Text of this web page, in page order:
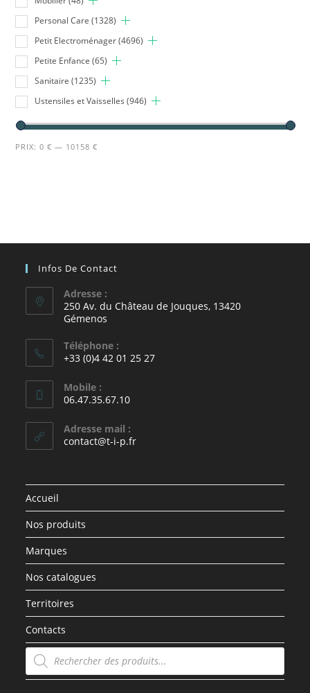
Personal Care (1328)
Petit Electroménager (4696)
Petite Enfance (65)
Sanitaire (1235)
Ustensiles et Vaisselles (946)
PRIX:0 € — 10158 €
Infos De Contact
Adresse :
250 Av. du Château de Jouques, 13420
Gémenos
Téléphone :
+33 (0)4 42 01 25 27
Mobile :
06.47.35.67.10
Adresse mail :
contact@t-i-p.fr
Accueil
Nos produits
Marques
Nos catalogues
Territoires
Contacts
Recherche
de
produits